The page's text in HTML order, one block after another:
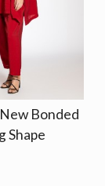
Bonded
Shape